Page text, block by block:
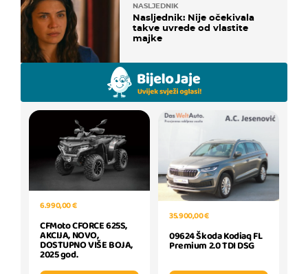
NASLJEDNIK
Nasljednik: Nije očekivala
takve uvrede od vlastite
majke
6.990,00 €
CFMoto CFORCE 625S,
AKCIJA, NOVO,
DOSTUPNO VIŠE BOJA,
2025 god.
35.900,00 €
09624 Škoda Kodiaq FL
Premium 2.0 TDI DSG